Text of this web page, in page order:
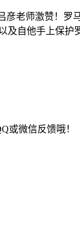
彦老师激赞！罗
自他手上保护
或微信反馈哦！